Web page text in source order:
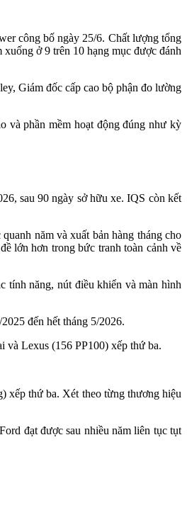
công bố ngày 25/6. Chất lượng tổng
ở 9 trên 10 hạng mục được đánh
Giám đốc cấp cao bộ phận đo lường
và phần mềm hoạt động đúng như kỳ
sau 90 ngày sở hữu xe. IQS còn kết
năm và xuất bản hàng tháng cho
lớn hơn trong bức tranh toàn cảnh về
tính năng, nút điều khiển và màn hình
đến hết tháng 5/2026.
và Lexus (156 PP100) xếp thứ ba.
xếp thứ ba. Xét theo từng thương hiệu
đạt được sau nhiều năm liên tục tụt